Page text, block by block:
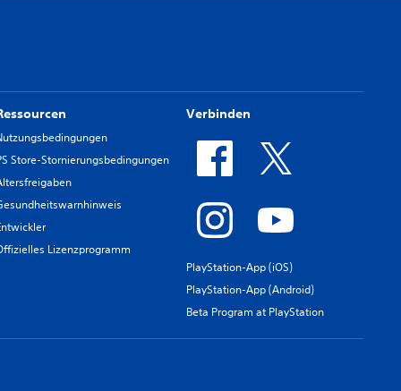
Store-Stornierungsbedingungen
Lizenzprogramm
Verbinden
PlayStation-App (iOS)
PlayStation-App (Android)
Beta Program at PlayStation